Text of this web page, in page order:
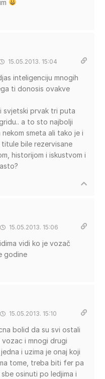
15.05.2013. 15:04
inteligenciju mnogih
ti donosis ovakve
svjetski prvak tri puta
a to sto najbolji
smeta ali tako je i
bile rezervisane
historijom i iskustvom i
15.05.2013. 15:06
vidi ko je vozač
godine
15.05.2013. 15:10
bolid da su svi ostali
i mnogi drugi
i uzima je onaj koji
tome, treba biti fer pa
osinuti po ledjima i